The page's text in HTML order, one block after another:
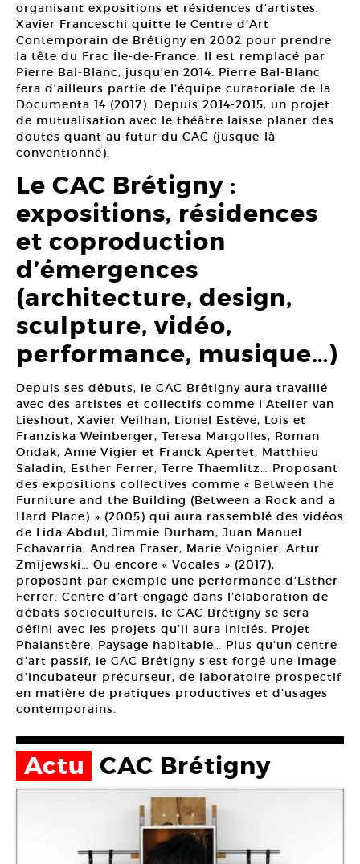
organisant expositions et résidences d’artistes.
Xavier Franceschi quitte le Centre d’Art
Contemporain de Brétigny en 2002 pour prendre
la tête du Frac Île-de-France. Il est remplacé par
Pierre Bal-Blanc, jusqu’en 2014. Pierre Bal-Blanc
fera d’ailleurs partie de l’équipe curatoriale de la
Documenta 14 (2017). Depuis 2014-2015, un projet
de mutualisation avec le théâtre laisse planer des
doutes quant au futur du CAC (jusque-là
conventionné).
Le CAC Brétigny :
expositions, résidences
et coproduction
d’émergences
(architecture, design,
sculpture, vidéo,
performance, musique…)
Depuis ses débuts, le CAC Brétigny aura travaillé
avec des artistes et collectifs comme l’Atelier van
Lieshout, Xavier Veilhan, Lionel Estève, Lois et
Franziska Weinberger, Teresa Margolles, Roman
Ondak, Anne Vigier et Franck Apertet, Matthieu
Saladin, Esther Ferrer, Terre Thaemlitz… Proposant
des expositions collectives comme « Between the
Furniture and the Building (Between a Rock and a
Hard Place) » (2005) qui aura rassemblé des vidéos
de Lida Abdul, Jimmie Durham, Juan Manuel
Echavarria, Andrea Fraser, Marie Voignier, Artur
Zmijewski… Ou encore « Vocales » (2017),
proposant par exemple une performance d’Esther
Ferrer. Centre d’art engagé dans l’élaboration de
débats socioculturels, le CAC Brétigny se sera
défini avec les projets qu’il aura initiés. Projet
Phalanstère, Paysage habitable… Plus qu’un centre
d’art passif, le CAC Brétigny s’est forgé une image
d’incubateur précurseur, de laboratoire prospectif
en matière de pratiques productives et d’usages
contemporains.
Actu CAC Brétigny